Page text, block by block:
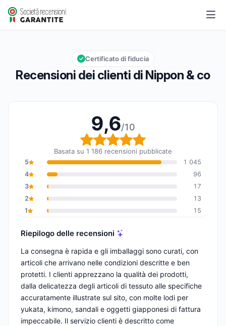
Nippon & co
Valutazione globale: 9,6 su 10
9,6/10
Recensioni dei clienti di Nippon & co
Certificato di fiducia
9,6/10
Valutazione globale:
Basata su 1 186 recensioni pubblicate
5
1 045
4
96
3
17
2
13
1
15
Riepilogo delle recensioni
La consegna è rapida e gli imballaggi sono curati, con
articoli che arrivano nelle condizioni descritte e ben
protetti. I clienti apprezzano la qualità dei prodotti,
dalla delicatezza degli articoli di tessuto alle specifiche
accuratamente illustrate sul sito, con molte lodi per
yukata, kimono, sandali e oggetti giapponesi di fattura
impeccabile. Il servizio clienti è descritto come